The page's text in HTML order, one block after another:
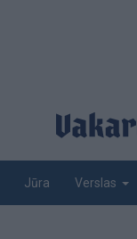
Jūra Verslas